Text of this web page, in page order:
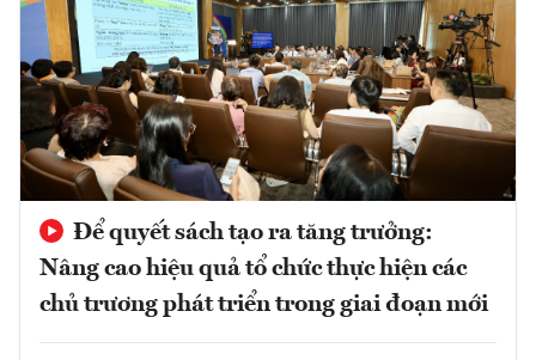
Để quyết sách tạo ra tăng trưởng:
Nâng cao hiệu quả tổ chức thực hiện các
chủ trương phát triển trong giai đoạn mới